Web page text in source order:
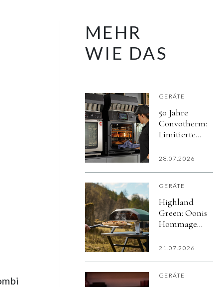
MEHR
WIE DAS
GERÄTE
50 Jahre
Convotherm:
Limitierte
Mini Black
28.07.2026
GERÄTE
Highland
Green: Oonis
Hommage
Schottlands
21.07.2026
GERÄTE